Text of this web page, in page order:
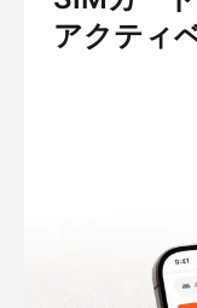
アクティ